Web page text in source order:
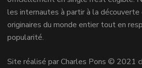
les internautes à partir à la
originaires du monde entier tout en
popularité.
Site réalisé par Charles Pons © 2021